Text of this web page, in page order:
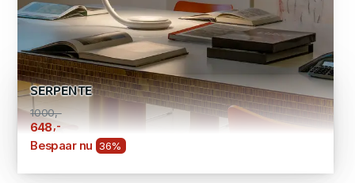
SERPENTE
1000,-
648,-
Bespaar nu 36%